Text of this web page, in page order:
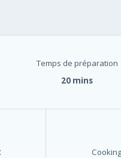
Temps de préparation
20 mins